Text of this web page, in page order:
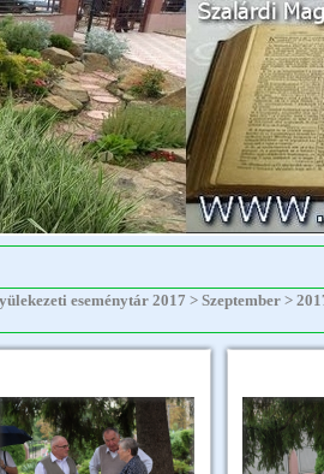
eseménytár 2017 > Szeptember >